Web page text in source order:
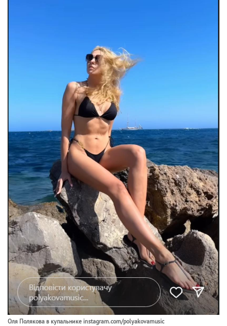
Оля Полякова в купальнике instagram.com/polyakovamusic